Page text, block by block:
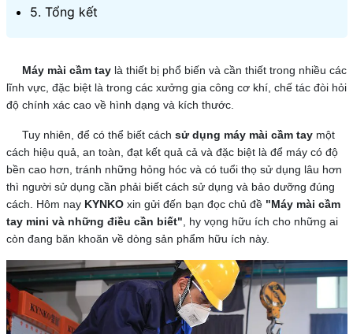
5. Tổng kết
Máy mài cầm tay là thiết bị phổ biến và cần thiết trong nhiều các
lĩnh vực, đặc biệt là trong các xưởng gia công cơ khí, chế tác đòi hỏi
độ chính xác cao về hình dạng và kích thước.
Tuy nhiên, để có thể biết cách sử dụng máy mài cầm taymột
cách hiệu quả, an toàn, đạt kết quả cả và đặc biệt là để máy có độ
bền cao hơn, tránh những hỏng hóc và có tuổi thọ sử dụng lâu hơn
thì người sử dụng cần phải biết cách sử dụng và bảo dưỡng đúng
cách. Hôm nay KYNKOxin gửi đến bạn đọc chủ đề "Máy mài cầm
tay mini và những điều cần biết" , hy vọng hữu ích cho những ai
còn đang băn khoăn về dòng sản phẩm hữu ích này.